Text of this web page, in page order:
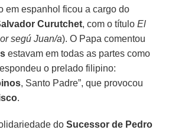
em espanhol ficou a cargo do
Curutchet, com o título El
segú Juan/a). O Papa comentou
estavam em todas as partes como
o prelado filipino:
, Santo Padre”, que provocou
.
doSucessor de Pedro